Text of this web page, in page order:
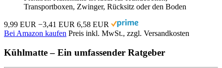
Transportboxen, Zwinger, Rücksitz oder den Boden
9,99 EUR −3,41 EUR 6,58 EUR
Bei Amazon kaufen Preis inkl. MwSt., zzgl. Versandkosten
Kühlmatte – Ein umfassender Ratgeber